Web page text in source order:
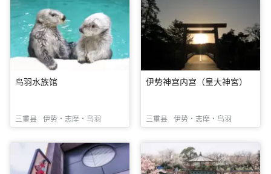
鸟羽水族馆
三重县 伊势・志摩・鸟羽
伊势神宫内宫（皇大神宮）
三重县 伊势・志摩・鸟羽